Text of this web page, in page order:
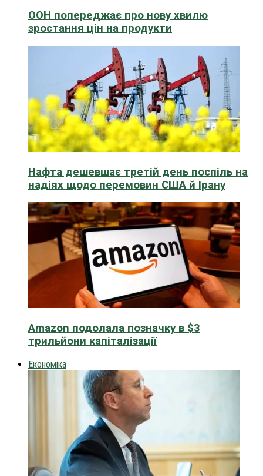
ООН попереджає про нову хвилю
зростання цін на продукти
Нафта дешевшає третій день поспіль на
надіях щодо перемовин США й Ірану
Amazon подолала позначку в $3
трильйони капіталізації
Економіка